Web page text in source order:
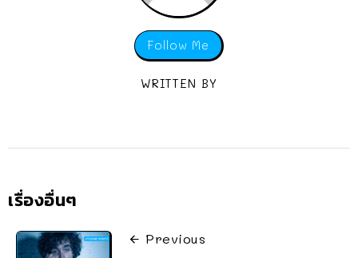
Follow Me
WRITTEN BY
เรื่องอื่นๆ
Previous